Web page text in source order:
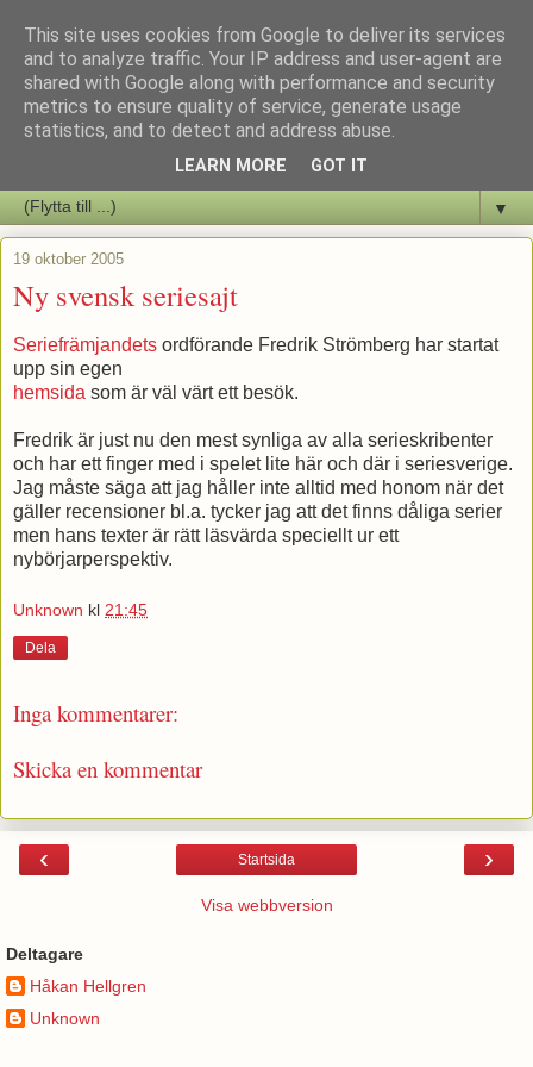
Staffars Seriers Blog
Vi skriver om serienyheter av alla de slag samt om vad som sker i
▼
19 oktober 2005
Ny svensk seriesajt
Seriefrämjandets ordförande Fredrik Strömberg har startat
upp sin egen
hemsida som är väl värt ett besök.
Fredrik är just nu den mest synliga av alla serieskribenter
och har ett finger med i spelet lite här och där i seriesverige.
Jag måste säga att jag håller inte alltid med honom när det
gäller recensioner bl.a. tycker jag att det finns dåliga serier
men hans texter är rätt läsvärda speciellt ur ett
nybörjarperspektiv.
Unknown kl 21:45
Dela
Inga kommentarer:
Skicka en kommentar
‹ ›
Startsida
Visa webbversion
Deltagare
Håkan Hellgren
Unknown
This site uses cookies from Google to deliver its services
and to analyze traffic. Your IP address and user-agent are
shared with Google along with performance and security
metrics to ensure quality of service, generate usage
statistics, and to detect and address abuse.
LEARN MORE GOT IT